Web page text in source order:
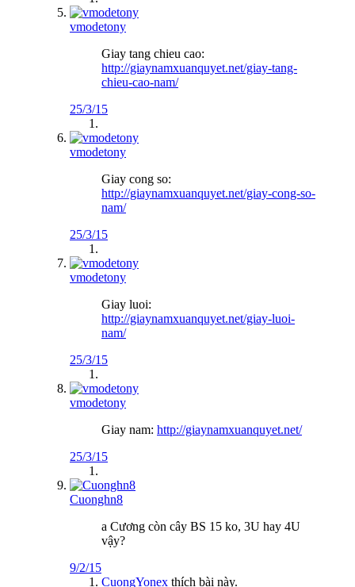
vmodetony
Giay tang chieu cao:
http://giaynamxuanquyet.net/giay-tang-
chieu-cao-nam/
25/3/15
vmodetony
Giay cong so:
http://giaynamxuanquyet.net/giay-cong-so-
nam/
25/3/15
vmodetony
Giay luoi:
http://giaynamxuanquyet.net/giay-luoi-
nam/
25/3/15
vmodetony
Giay nam: http://giaynamxuanquyet.net/
25/3/15
Cuonghn8
a Cương còn cây BS 15 ko, 3U hay 4U
vậy?
9/2/15
CuongYonex thích bài này.